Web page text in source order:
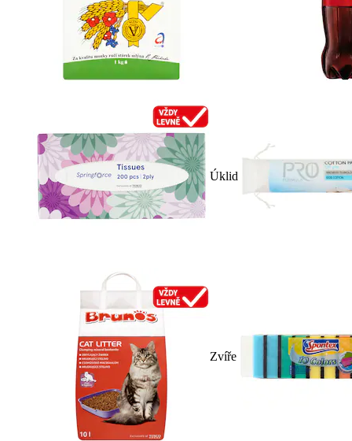
Úklid
Zvíře